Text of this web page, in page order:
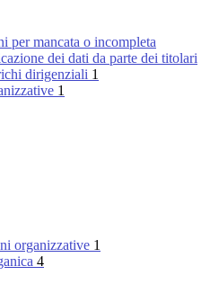
per mancata o incompleta
dei dati da parte dei titolari
dirigenziali 1
1
organizzative 1
4